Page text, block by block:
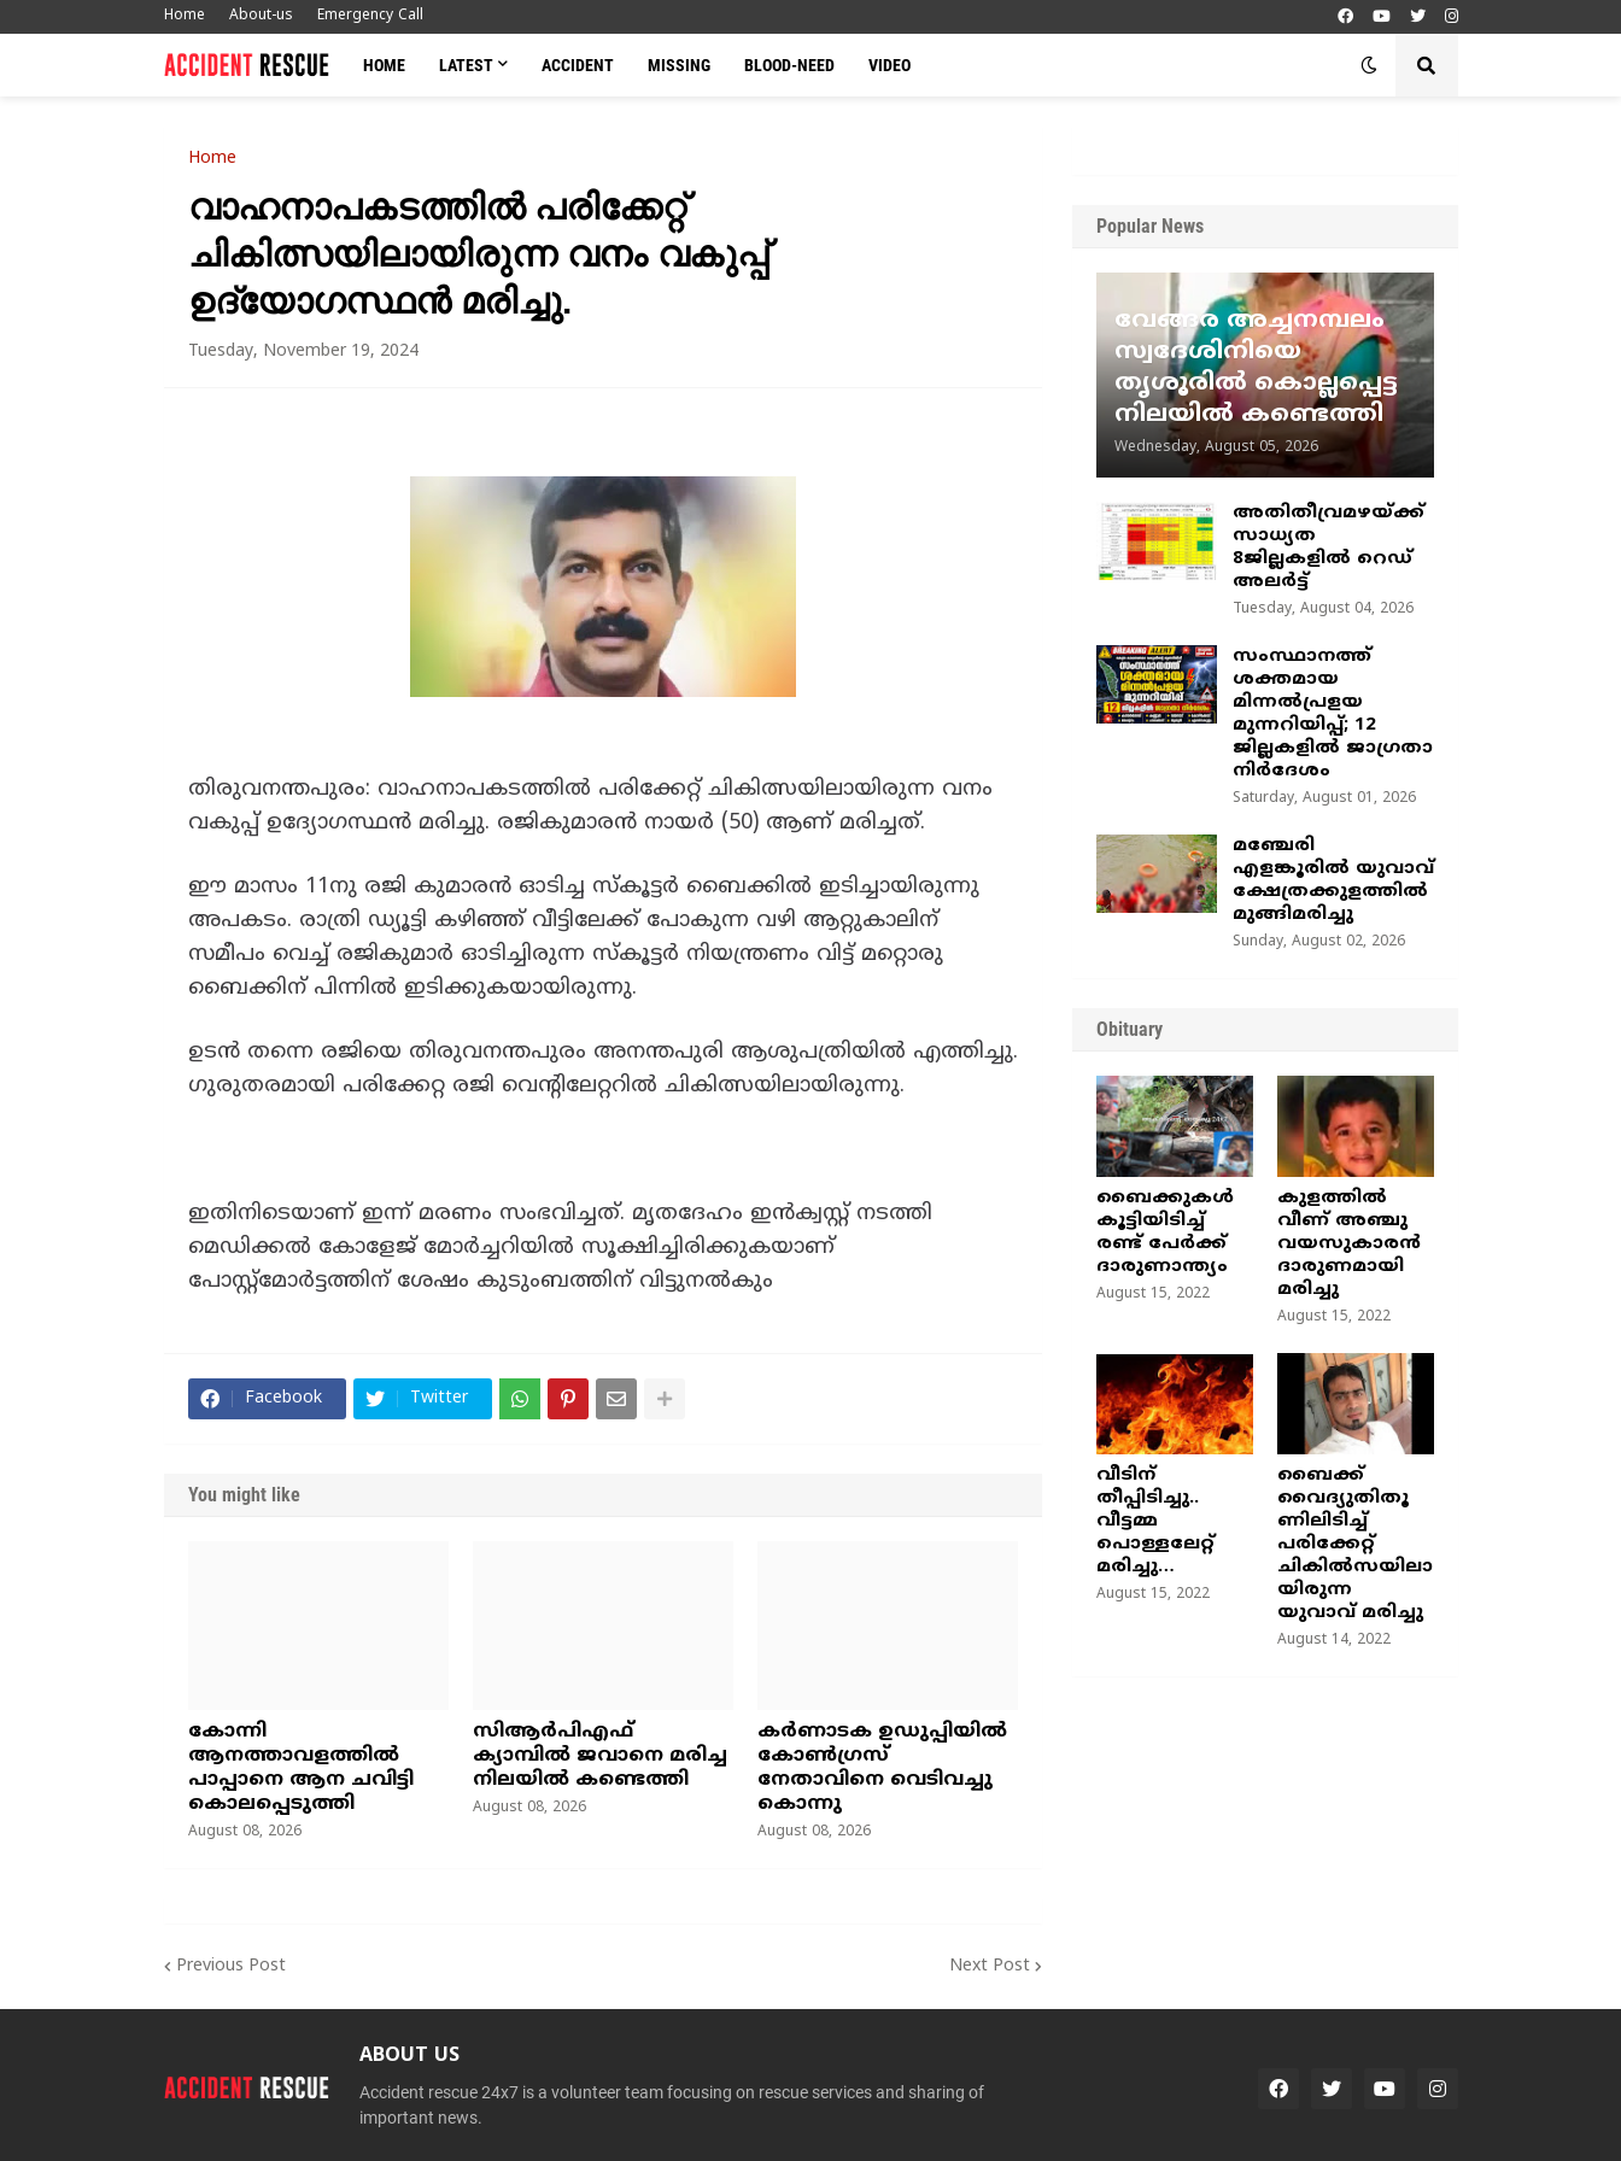
Home About-us Emergency Call
HOME LATEST ACCIDENT MISSING BLOOD-NEED VIDEO
Home
വാഹനാപകടത്തിൽ പരിക്കേറ്റ്
ചികിത്സയിലായിരുന്ന വനം വകുപ്പ്
ഉദ്യോഗസ്ഥൻ മരിച്ചു.
Tuesday, November 19, 2024
തിരുവനന്തപുരം: വാഹനാപകടത്തിൽ പരിക്കേറ്റ് ചികിത്സയിലായിരുന്ന വനം
വകുപ്പ് ഉദ്യോഗസ്ഥൻ മരിച്ചു. രജികുമാരൻ നായർ (50) ആണ് മരിച്ചത്.
ഈ മാസം 11നു രജി കുമാരൻ ഓടിച്ച സ്കൂട്ടർ ബൈക്കിൽ ഇടിച്ചായിരുന്നു
അപകടം. രാത്രി ഡ്യൂട്ടി കഴിഞ്ഞ് വീട്ടിലേക്ക് പോകുന്ന വഴി ആറ്റുകാലിന്
സമീപം വെച്ച് രജികുമാർ ഓടിച്ചിരുന്ന സ്കൂട്ടർ നിയന്ത്രണം വിട്ട് മറ്റൊരു
ബൈക്കിന് പിന്നിൽ ഇടിക്കുകയായിരുന്നു.
ഉടൻ തന്നെ രജിയെ തിരുവനന്തപുരം അനന്തപുരി ആശുപത്രിയിൽ എത്തിച്ചു.
ഗുരുതരമായി പരിക്കേറ്റ രജി വെന്റിലേറ്ററിൽ ചികിത്സയിലായിരുന്നു.
ഇതിനിടെയാണ് ഇന്ന് മരണം സംഭവിച്ചത്. മൃതദേഹം ഇൻക്വസ്റ്റ് നടത്തി
മെഡിക്കൽ കോളേജ് മോർച്ചറിയിൽ സൂക്ഷിച്ചിരിക്കുകയാണ്
പോസ്റ്റ്മോർട്ടത്തിന് ശേഷം കുടുംബത്തിന് വിട്ടുനൽകും
Facebook Twitter
You might like
കോന്നി
ആനത്താവളത്തിൽ
പാപ്പാനെ ആന ചവിട്ടി
കൊലപ്പെടുത്തി
August 08, 2026
സിആർപിഎഫ്
ക്യാമ്പിൽ ജവാനെ മരിച്ച
നിലയിൽ കണ്ടെത്തി
August 08, 2026
കർണാടക ഉഡുപ്പിയിൽ
കോൺഗ്രസ്
നേതാവിനെ വെടിവച്ചു
കൊന്നു
August 08, 2026
Previous Post Next Post
Popular News
വേങ്ങര അച്ചനമ്പലം
സ്വദേശിനിയെ
തൃശൂരിൽ കൊല്ലപ്പെട്ട
നിലയിൽ കണ്ടെത്തി
Wednesday, August 05, 2026
അതിതീവ്രമഴയ്ക്ക്
സാധ്യത
8ജില്ലകളിൽ റെഡ്
അലർട്ട്
Tuesday, August 04, 2026
സംസ്ഥാനത്ത്
ശക്തമായ
മിന്നൽപ്രളയ
മുന്നറിയിപ്പ്; 12
ജില്ലകളിൽ ജാഗ്രതാ
നിർദേശം
Saturday, August 01, 2026
മഞ്ചേരി
എളങ്കൂരിൽ യുവാവ്
ക്ഷേത്രക്കുളത്തിൽ
മുങ്ങിമരിച്ചു
Sunday, August 02, 2026
Obituary
ബൈക്കുകൾ
കൂട്ടിയിടിച്ച്
രണ്ട് പേർക്ക്
ദാരുണാന്ത്യം
August 15, 2022
കുളത്തില്‍
വീണ് അഞ്ചു
വയസുകാരന്‍
ദാരുണമായി
മരിച്ചു
August 15, 2022
വീടിന്
തീപ്പിടിച്ചു..
വീട്ടമ്മ
പൊള്ളലേറ്റ്
മരിച്ചു…
August 15, 2022
ബൈക്ക്
വൈദ്യുതിതൂ
ണിലിടിച്ച്‌
പരിക്കേറ്റ്
ചികില്‍സയിലാ
യിരുന്ന
യുവാവ് മരിച്ചു
August 14, 2022
ABOUT US
Accident rescue 24x7 is a volunteer team focusing on rescue services and sharing of
important news.